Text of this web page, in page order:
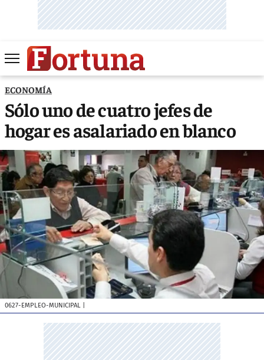
ECONOMÍA
Sólo uno de cuatro jefes de
hogar es asalariado en blanco
0627-EMPLEO-MUNICIPAL